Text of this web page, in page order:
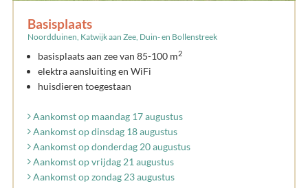
Basisplaats
Noordduinen, Katwijk aan Zee, Duin- en Bollenstreek
basisplaats aan zee van 85-100 m2
elektra aansluiting en WiFi
huisdieren toegestaan
Aankomst op maandag 17 augustus
Aankomst op dinsdag 18 augustus
Aankomst op donderdag 20 augustus
Aankomst op vrijdag 21 augustus
Aankomst op zondag 23 augustus